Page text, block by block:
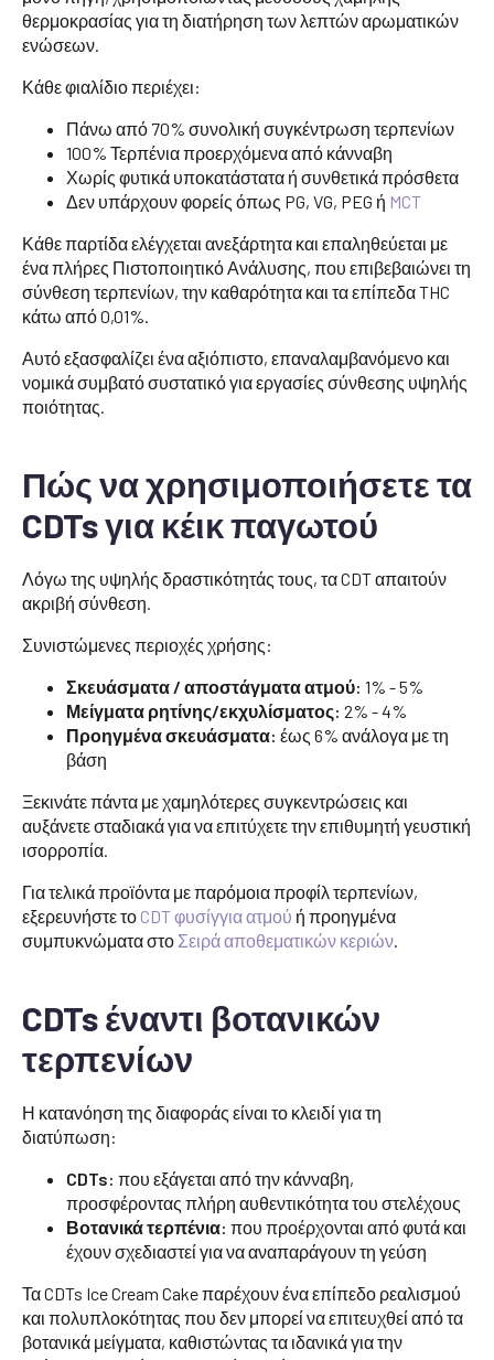
θερμοκρασίας για τη διατήρηση των λεπτών αρωματικών
ενώσεων.
Κάθε φιαλίδιο περιέχει:
Πάνω από 70% συνολική συγκέντρωση τερπενίων
100% Τερπένια προερχόμενα από κάνναβη
Χωρίς φυτικά υποκατάστατα ή συνθετικά πρόσθετα
Δεν υπάρχουν φορείς όπως PG, VG, PEG ή MCT
Κάθε παρτίδα ελέγχεται ανεξάρτητα και επαληθεύεται με
ένα πλήρες Πιστοποιητικό Ανάλυσης, που επιβεβαιώνει τη
σύνθεση τερπενίων, την καθαρότητα και τα επίπεδα THC
κάτω από 0,01%.
Αυτό εξασφαλίζει ένα αξιόπιστο, επαναλαμβανόμενο και
νομικά συμβατό συστατικό για εργασίες σύνθεσης υψηλής
ποιότητας.
Πώς να χρησιμοποιήσετε τα
CDTs για κέικ παγωτού
Λόγω της υψηλής δραστικότητάς τους, τα CDT απαιτούν
ακριβή σύνθεση.
Συνιστώμενες περιοχές χρήσης:
Σκευάσματα / αποστάγματα ατμού: 1% - 5%
Μείγματα ρητίνης/εκχυλίσματος: 2% - 4%
Προηγμένα σκευάσματα: έως 6% ανάλογα με τη
βάση
Ξεκινάτε πάντα με χαμηλότερες συγκεντρώσεις και
αυξάνετε σταδιακά για να επιτύχετε την επιθυμητή γευστική
ισορροπία.
Για τελικά προϊόντα με παρόμοια προφίλ τερπενίων,
εξερευνήστε το CDT φυσίγγια ατμού ή προηγμένα
συμπυκνώματα στο Σειρά αποθεματικών κεριών.
CDTs έναντι βοτανικών
τερπενίων
Η κατανόηση της διαφοράς είναι το κλειδί για τη
διατύπωση:
CDTs: που εξάγεται από την κάνναβη,
προσφέροντας πλήρη αυθεντικότητα του στελέχους
Βοτανικά τερπένια: που προέρχονται από φυτά και
έχουν σχεδιαστεί για να αναπαράγουν τη γεύση
Τα CDTs Ice Cream Cake παρέχουν ένα επίπεδο ρεαλισμού
και πολυπλοκότητας που δεν μπορεί να επιτευχθεί από τα
βοτανικά μείγματα, καθιστώντας τα ιδανικά για την